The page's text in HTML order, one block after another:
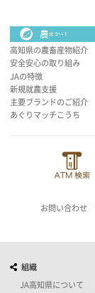
高知県の農畜産物紹介
安全安心の取り組み
JAの特徴
新規就農支援
主要ブランドのご紹介
あぐりマッチこうち
お問い合わせ
組織
JA高知県について